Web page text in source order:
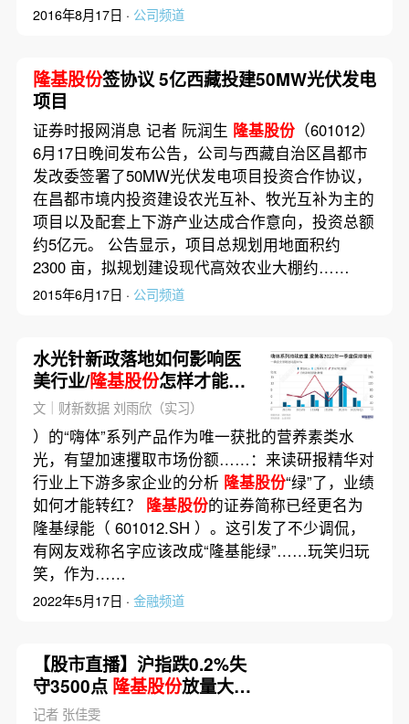
2016年8月17日 · 公司频道
隆基股份签协议 5亿西藏投建50MW光伏发电
项目
证券时报网消息 记者 阮润生 隆基股份（601012）
6月17日晚间发布公告，公司与西藏自治区昌都市
发改委签署了50MW光伏发电项目投资合作协议，
在昌都市境内投资建设农光互补、牧光互补为主的
项目以及配套上下游产业达成合作意向，投资总额
约5亿元。 公告显示，项目总规划用地面积约
2300 亩，拟规划建设现代高效农业大棚约……
2015年6月17日 · 公司频道
水光针新政落地如何影响医
美行业/隆基股份怎样才能
“由绿转红”｜数据精华
文｜财新数据 刘雨欣（实习）
）的“嗨体”系列产品作为唯一获批的营养素类水
光，有望加速攫取市场份额……：来读研报精华对
行业上下游多家企业的分析 隆基股份“绿”了，业绩
如何才能转红？ 隆基股份的证券简称已经更名为
隆基绿能（ 601012.SH ）。这引发了不少调侃，
有网友戏称名字应该改成“隆基能绿”……玩笑归玩
笑，作为……
2022年5月17日 · 金融频道
【股市直播】沪指跌0.2%失
守3500点 隆基股份放量大跌
近9%
记者 张佳雯